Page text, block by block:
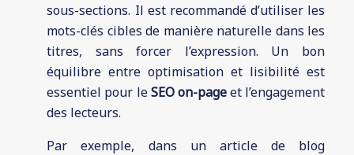
sous-sections. Il est recommandé d’utiliser les
mots-clés cibles de manière naturelle dans les
titres, sans forcer l’expression. Un bon
équilibre entre optimisation et lisibilité est
essentiel pour leSEO on-pageet l’engagement
des lecteurs.
Par exemple, dans un article de blog